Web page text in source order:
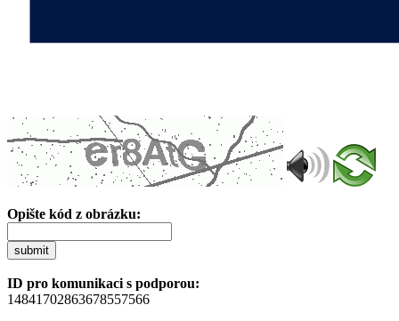
Opište kód z obrázku:
submit
ID pro komunikaci s podporou:
14841702863678557566